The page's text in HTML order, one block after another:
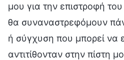
μου για την επιστροφή
θα συναναστρεφόμουν
ή σύγχυση που μπορεί να
αντιτίθονταν στην πίστη